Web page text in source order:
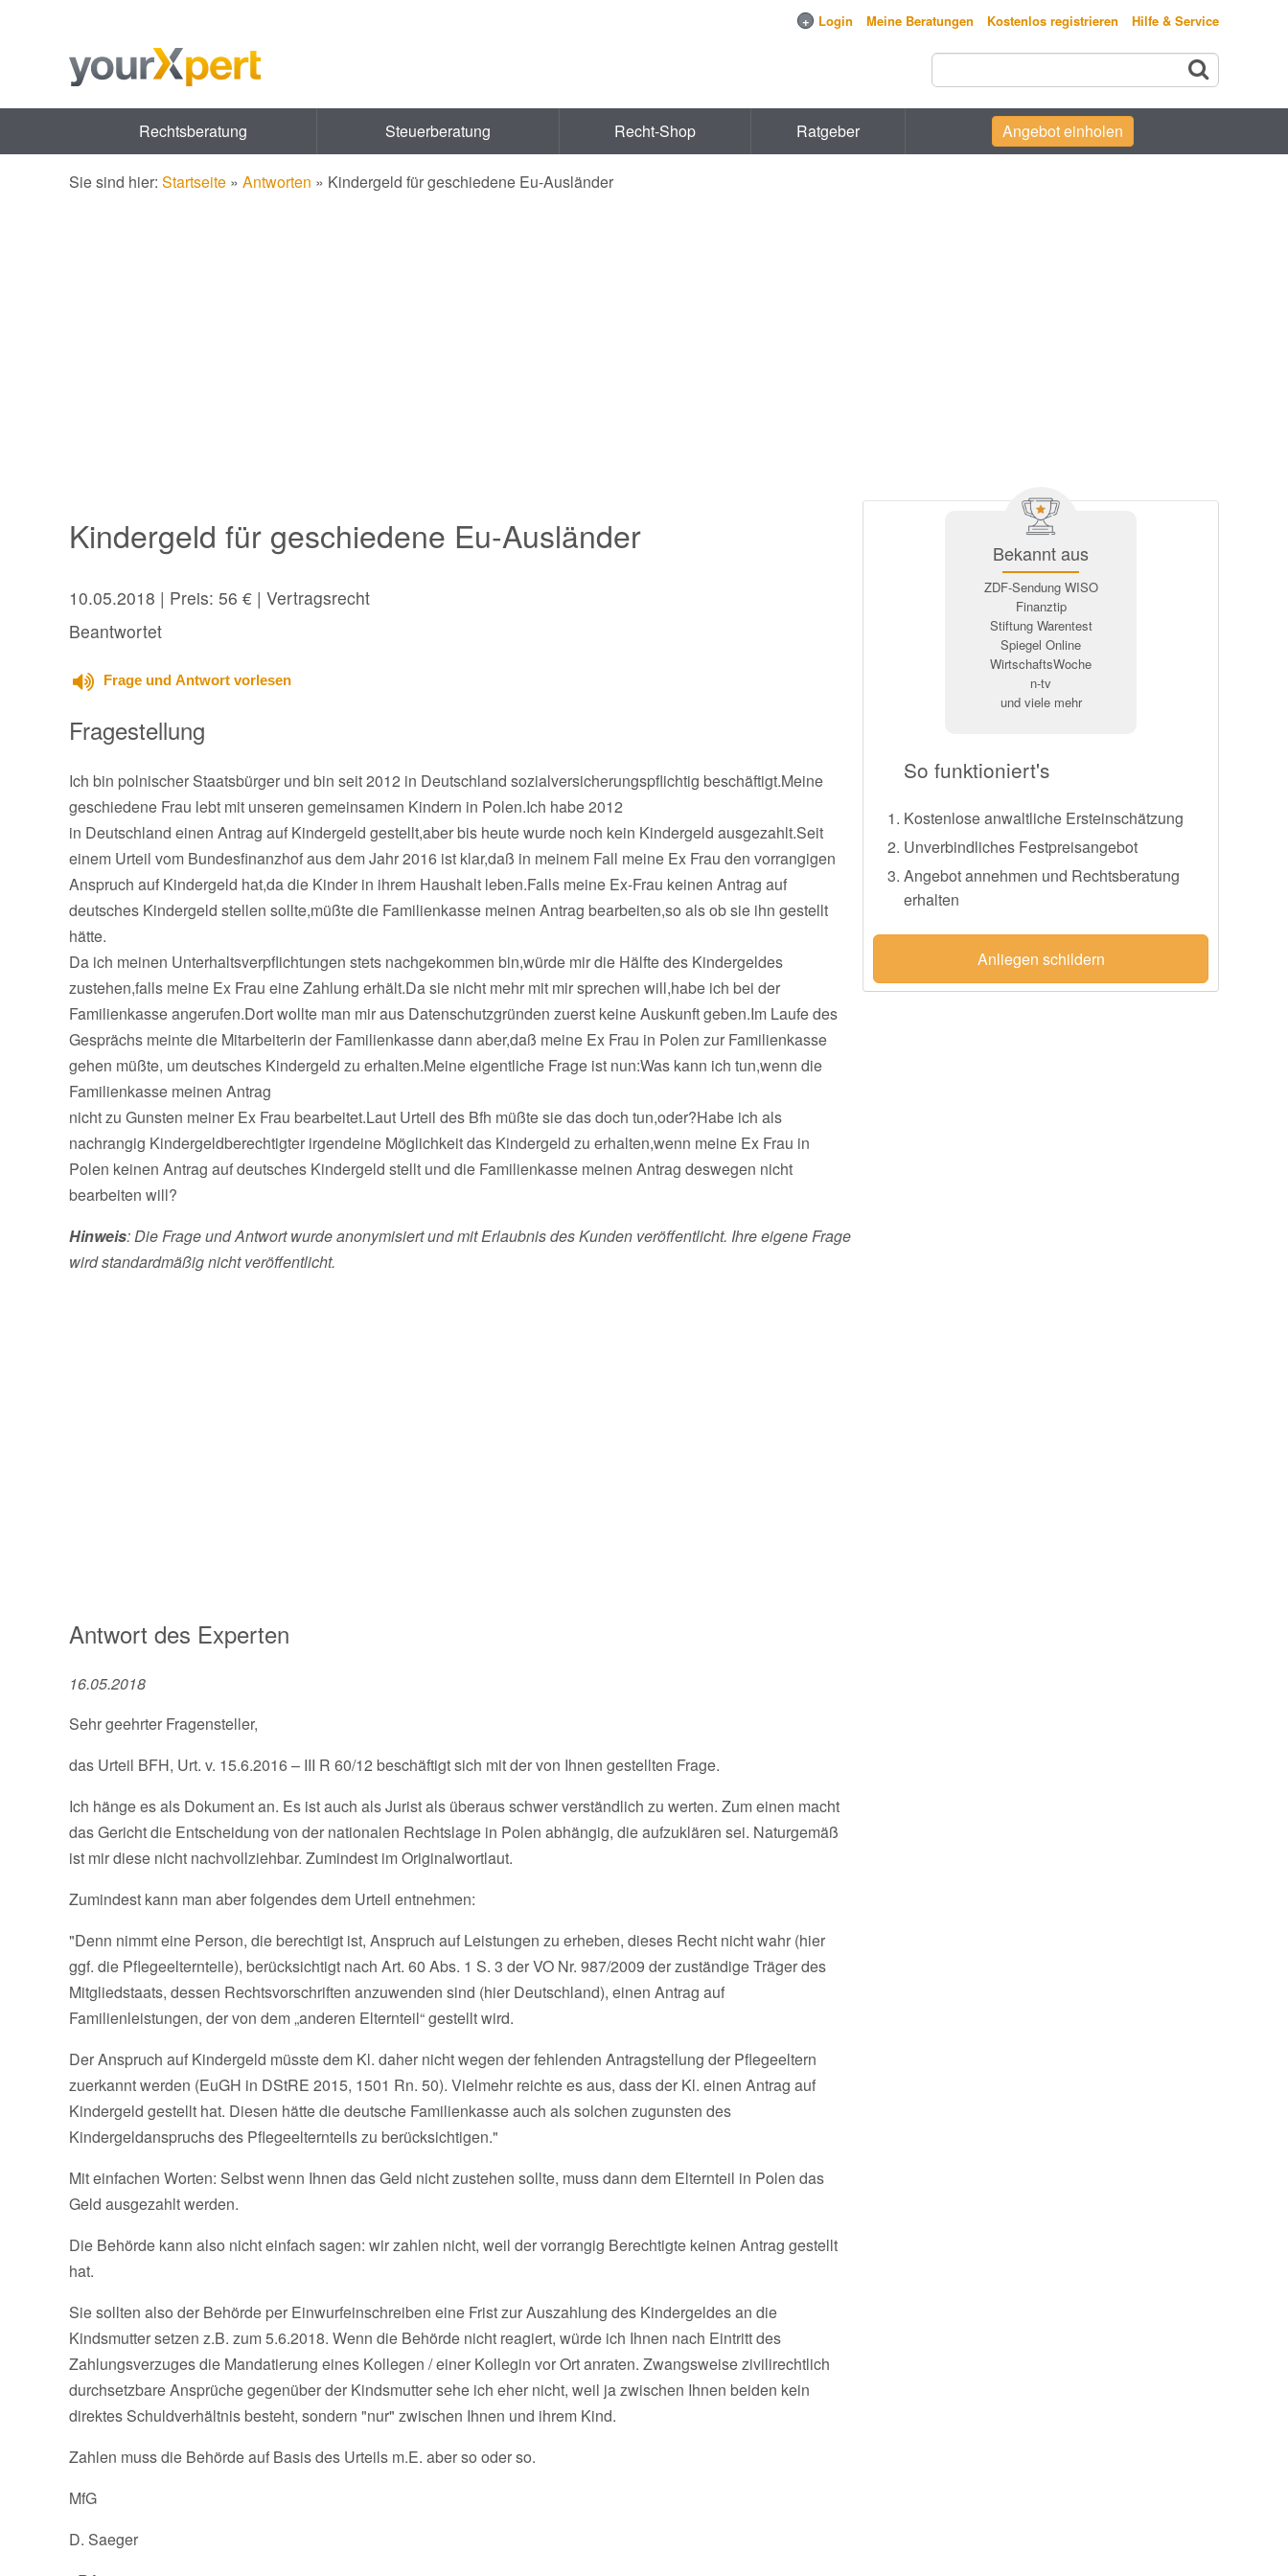
+ Login Meine Beratungen Kostenlos registrieren Hilfe & Service
Rechtsberatung Steuerberatung Recht-Shop Ratgeber Angebot einholen
Sie sind hier: Startseite » Antworten » Kindergeld für geschiedene Eu-Ausländer
Kindergeld für geschiedene Eu-Ausländer
10.05.2018 | Preis: 56 € | Vertragsrecht
Beantwortet
Frage und Antwort vorlesen
Fragestellung
Ich bin polnischer Staatsbürger und bin seit 2012 in Deutschland sozialversicherungspflichtig beschäftigt.Meine
geschiedene Frau lebt mit unseren gemeinsamen Kindern in Polen.Ich habe 2012
in Deutschland einen Antrag auf Kindergeld gestellt,aber bis heute wurde noch kein Kindergeld ausgezahlt.Seit
einem Urteil vom Bundesfinanzhof aus dem Jahr 2016 ist klar,daß in meinem Fall meine Ex Frau den vorrangigen
Anspruch auf Kindergeld hat,da die Kinder in ihrem Haushalt leben.Falls meine Ex-Frau keinen Antrag auf
deutsches Kindergeld stellen sollte,müßte die Familienkasse meinen Antrag bearbeiten,so als ob sie ihn gestellt
hätte.
Da ich meinen Unterhaltsverpflichtungen stets nachgekommen bin,würde mir die Hälfte des Kindergeldes
zustehen,falls meine Ex Frau eine Zahlung erhält.Da sie nicht mehr mit mir sprechen will,habe ich bei der
Familienkasse angerufen.Dort wollte man mir aus Datenschutzgründen zuerst keine Auskunft geben.Im Laufe des
Gesprächs meinte die Mitarbeiterin der Familienkasse dann aber,daß meine Ex Frau in Polen zur Familienkasse
gehen müßte, um deutsches Kindergeld zu erhalten.Meine eigentliche Frage ist nun:Was kann ich tun,wenn die
Familienkasse meinen Antrag
nicht zu Gunsten meiner Ex Frau bearbeitet.Laut Urteil des Bfh müßte sie das doch tun,oder?Habe ich als
nachrangig Kindergeldberechtigter irgendeine Möglichkeit das Kindergeld zu erhalten,wenn meine Ex Frau in
Polen keinen Antrag auf deutsches Kindergeld stellt und die Familienkasse meinen Antrag deswegen nicht
bearbeiten will?
Hinweis: Die Frage und Antwort wurde anonymisiert und mit Erlaubnis des Kunden veröffentlicht. Ihre eigene Frage
wird standardmäßig nicht veröffentlicht.
Antwort des Experten
16.05.2018
Sehr geehrter Fragensteller,
das Urteil BFH, Urt. v. 15.6.2016 – III R 60/12 beschäftigt sich mit der von Ihnen gestellten Frage.
Ich hänge es als Dokument an. Es ist auch als Jurist als überaus schwer verständlich zu werten. Zum einen macht
das Gericht die Entscheidung von der nationalen Rechtslage in Polen abhängig, die aufzuklären sei. Naturgemäß
ist mir diese nicht nachvollziehbar. Zumindest im Originalwortlaut.
Zumindest kann man aber folgendes dem Urteil entnehmen:
"Denn nimmt eine Person, die berechtigt ist, Anspruch auf Leistungen zu erheben, dieses Recht nicht wahr (hier
ggf. die Pflegeelternteile), berücksichtigt nach Art. 60 Abs. 1 S. 3 der VO Nr. 987/2009 der zuständige Träger des
Mitgliedstaats, dessen Rechtsvorschriften anzuwenden sind (hier Deutschland), einen Antrag auf
Familienleistungen, der von dem „anderen Elternteil“ gestellt wird.
Der Anspruch auf Kindergeld müsste dem Kl. daher nicht wegen der fehlenden Antragstellung der Pflegeeltern
zuerkannt werden (EuGH in DStRE 2015, 1501 Rn. 50). Vielmehr reichte es aus, dass der Kl. einen Antrag auf
Kindergeld gestellt hat. Diesen hätte die deutsche Familienkasse auch als solchen zugunsten des
Kindergeldanspruchs des Pflegeelternteils zu berücksichtigen."
Mit einfachen Worten: Selbst wenn Ihnen das Geld nicht zustehen sollte, muss dann dem Elternteil in Polen das
Geld ausgezahlt werden.
Die Behörde kann also nicht einfach sagen: wir zahlen nicht, weil der vorrangig Berechtigte keinen Antrag gestellt
hat.
Sie sollten also der Behörde per Einwurfeinschreiben eine Frist zur Auszahlung des Kindergeldes an die
Kindsmutter setzen z.B. zum 5.6.2018. Wenn die Behörde nicht reagiert, würde ich Ihnen nach Eintritt des
Zahlungsverzuges die Mandatierung eines Kollegen / einer Kollegin vor Ort anraten. Zwangsweise zivilirechtlich
durchsetzbare Ansprüche gegenüber der Kindsmutter sehe ich eher nicht, weil ja zwischen Ihnen beiden kein
direktes Schuldverhältnis besteht, sondern "nur" zwischen Ihnen und ihrem Kind.
Zahlen muss die Behörde auf Basis des Urteils m.E. aber so oder so.
MfG
D. Saeger
Bekannt aus
ZDF-Sendung WISO
Finanztip
Stiftung Warentest
Spiegel Online
WirtschaftsWoche
n-tv
und viele mehr
So funktioniert's
Kostenlose anwaltliche Ersteinschätzung
Unverbindliches Festpreisangebot
Angebot annehmen und Rechtsberatung
erhalten
Anliegen schildern